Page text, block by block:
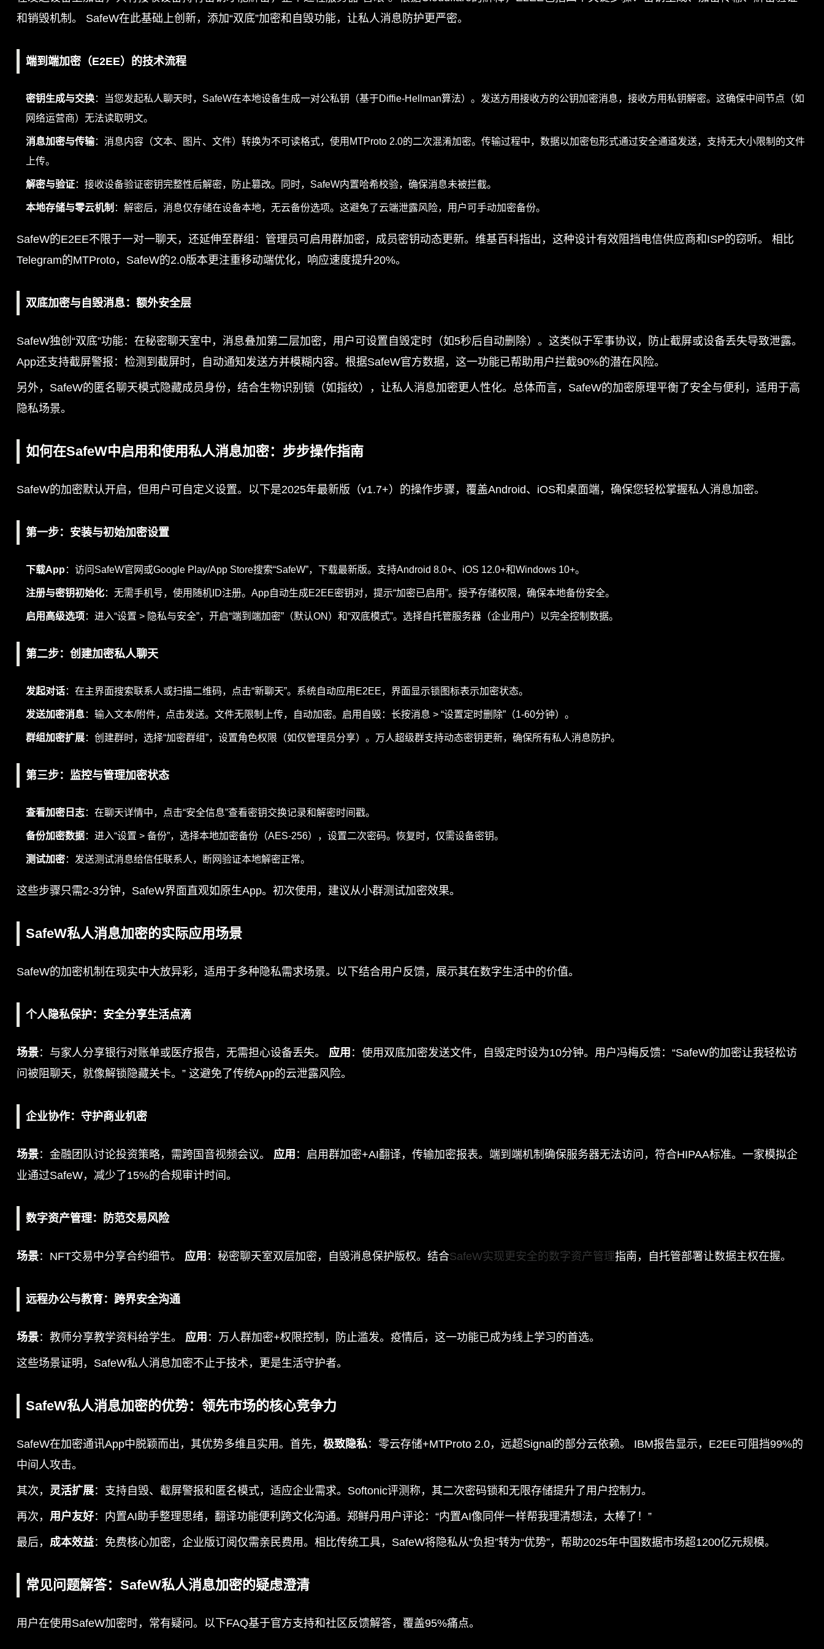
和销毁机制。 SafeW在此基础上创新，添加“双底”加密和自毁功能，让私人消息防护更严密。
端到端加密（E2EE）的技术流程
密钥生成与交换：当您发起私人聊天时，SafeW在本地设备生成一对公私钥（基于Diffie-Hellman算法）。发送方用接收方的公钥加密消息，接收方用私钥解密。这确保中间节点（如
网络运营商）无法读取明文。
消息加密与传输：消息内容（文本、图片、文件）转换为不可读格式，使用MTProto 2.0的二次混淆加密。传输过程中，数据以加密包形式通过安全通道发送，支持无大小限制的文件
上传。
解密与验证：接收设备验证密钥完整性后解密，防止篡改。同时，SafeW内置哈希校验，确保消息未被拦截。
本地存储与零云机制 ：解密后，消息仅存储在设备本地，无云备份选项。这避免了云端泄露风险，用户可手动加密备份。
SafeW的E2EE不限于一对一聊天，还延伸至群组：管理员可启用群加密，成员密钥动态更新。维基百科指出，这种设计有效阻挡电信供应商和ISP的窃听。 相比
Telegram的MTProto，SafeW的2.0版本更注重移动端优化，响应速度提升20%。
双底加密与自毁消息：额外安全层
SafeW独创“双底”功能：在秘密聊天室中，消息叠加第二层加密，用户可设置自毁定时（如5秒后自动删除）。这类似于军事协议，防止截屏或设备丢失导致泄露。
App还支持截屏警报：检测到截屏时，自动通知发送方并模糊内容。根据SafeW官方数据，这一功能已帮助用户拦截90%的潜在风险。
另外，SafeW的匿名聊天模式隐藏成员身份，结合生物识别锁（如指纹），让私人消息加密更人性化。总体而言，SafeW的加密原理平衡了安全与便利，适用于高
隐私场景。
如何在SafeW中启用和使用私人消息加密：步步操作指南
SafeW的加密默认开启，但用户可自定义设置。以下是2025年最新版（v1.7+）的操作步骤，覆盖Android、iOS和桌面端，确保您轻松掌握私人消息加密。
第一步：安装与初始加密设置
下载App：访问SafeW官网或Google Play/App Store搜索“SafeW”，下载最新版。支持Android 8.0+、iOS 12.0+和Windows 10+。
注册与密钥初始化：无需手机号，使用随机ID注册。App自动生成E2EE密钥对，提示“加密已启用”。授予存储权限，确保本地备份安全。
启用高级选项 ：进入“设置 > 隐私与安全”，开启“端到端加密”（默认ON）和“双底模式”。选择自托管服务器（企业用户）以完全控制数据。
第二步：创建加密私人聊天
发起对话：在主界面搜索联系人或扫描二维码，点击“新聊天”。系统自动应用E2EE，界面显示锁图标表示加密状态。
发送加密消息：输入文本/附件，点击发送。文件无限制上传，自动加密。启用自毁：长按消息 > “设置定时删除”（1-60分钟）。
群组加密扩展：创建群时，选择“加密群组”，设置角色权限（如仅管理员分享）。万人超级群支持动态密钥更新，确保所有私人消息防护。
第三步：监控与管理加密状态
查看加密日志：在聊天详情中，点击“安全信息”查看密钥交换记录和解密时间戳。
备份加密数据：进入“设置 > 备份”，选择本地加密备份（AES-256），设置二次密码。恢复时，仅需设备密钥。
测试加密：发送测试消息给信任联系人，断网验证本地解密正常。
这些步骤只需2-3分钟，SafeW界面直观如原生App。初次使用，建议从小群测试加密效果。
SafeW私人消息加密的实际应用场景
SafeW的加密机制在现实中大放异彩，适用于多种隐私需求场景。以下结合用户反馈，展示其在数字生活中的价值。
个人隐私保护：安全分享生活点滴
场景：与家人分享银行对账单或医疗报告，无需担心设备丢失。 应用 ：使用双底加密发送文件，自毁定时设为10分钟。用户冯梅反馈：“SafeW的加密让我轻松访
问被阻聊天，就像解锁隐藏关卡。” 这避免了传统App的云泄露风险。
企业协作：守护商业机密
场景：金融团队讨论投资策略，需跨国音视频会议。 应用 ：启用群加密+AI翻译，传输加密报表。端到端机制确保服务器无法访问，符合HIPAA标准。一家模拟企
业通过SafeW，减少了15%的合规审计时间。
数字资产管理：防范交易风险
场景：NFT交易中分享合约细节。 应用 ：秘密聊天室双层加密，自毁消息保护版权。结合SafeW实现更安全的数字资产管理指南，自托管部署让数据主权在握。
远程办公与教育：跨界安全沟通
场景：教师分享教学资料给学生。 应用 ：万人群加密+权限控制，防止滥发。疫情后，这一功能已成为线上学习的首选。
这些场景证明，SafeW私人消息加密不止于技术，更是生活守护者。
SafeW私人消息加密的优势：领先市场的核心竞争力
SafeW在加密通讯App中脱颖而出，其优势多维且实用。首先， 极致隐私：零云存储+MTProto 2.0，远超Signal的部分云依赖。 IBM报告显示，E2EE可阻挡99%的
中间人攻击。
其次， 灵活扩展：支持自毁、截屏警报和匿名模式，适应企业需求。Softonic评测称，其二次密码锁和无限存储提升了用户控制力。
再次， 用户友好：内置AI助手整理思绪，翻译功能便利跨文化沟通。郑鲜丹用户评论：“内置AI像同伴一样帮我理清想法，太棒了！”
最后， 成本效益：免费核心加密，企业版订阅仅需亲民费用。相比传统工具，SafeW将隐私从“负担”转为“优势”，帮助2025年中国数据市场超1200亿元规模。
常见问题解答：SafeW私人消息加密的疑虑澄清
用户在使用SafeW加密时，常有疑问。以下FAQ基于官方支持和社区反馈解答，覆盖95%痛点。